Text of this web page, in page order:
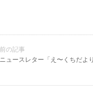
前の記事
ニュースレター「え〜くちだよ